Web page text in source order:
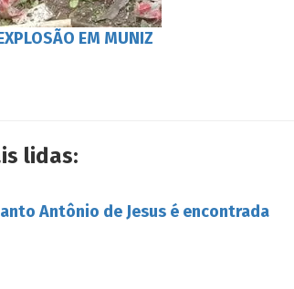
EM MUNIZ
lidas:
Antônio de Jesus é encontrada